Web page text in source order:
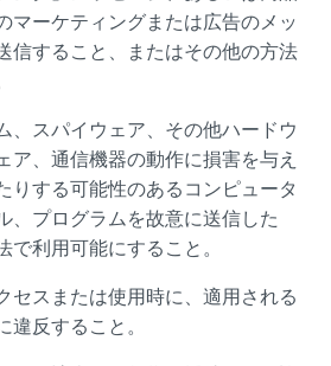
マーケティングまたは広告のメッ
信すること、またはその他の方法
、スパイウェア、その他ハードウ
ア、通信機器の動作に損害を与え
りする可能性のあるコンピュータ
、プログラムを故意に送信した
で利用可能にすること。
セスまたは使用時に、適用される
違反すること。